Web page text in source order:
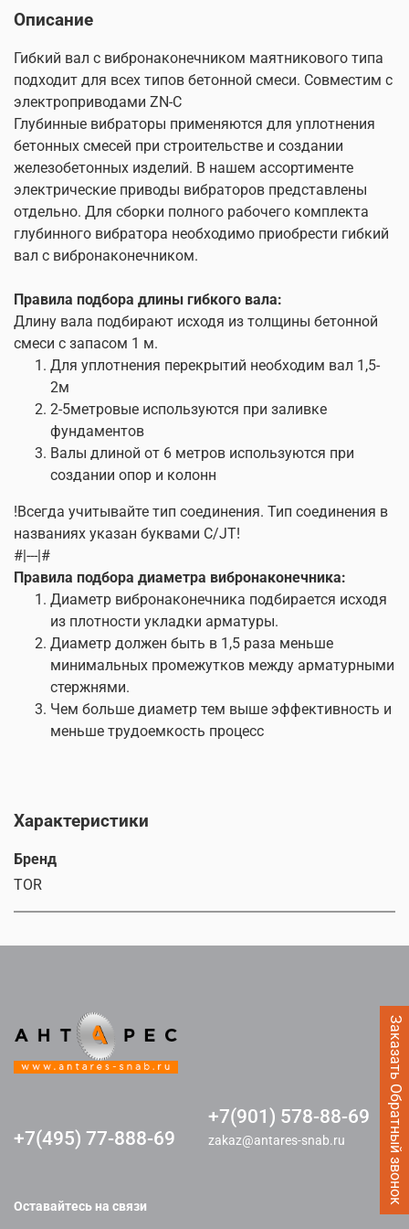
Заказать Обратный звонок
стержнями.
меньше трудоемкость процесc
Описание
Гибкий вал с вибронаконечником маятникового типа
подходит для всех типов бетонной смеси. Совместим с
электроприводами ZN-C
Глубинные вибраторы применяются для уплотнения
бетонных смесей при строительстве и создании
железобетонных изделий. В нашем ассортименте
электрические приводы вибраторов представлены
отдельно. Для сборки полного рабочего комплекта
глубинного вибратора необходимо приобрести гибкий
вал с вибронаконечником.
Правила подбора длины гибкого вала:
Длину вала подбирают исходя из толщины бетонной
смеси с запасом 1 м.
Для уплотнения перекрытий необходим вал 1,5-
2м
2-5метровые используются при заливке
фундаментов
Валы длиной от 6 метров используются при
создании опор и колонн
!Всегда учитывайте тип соединения. Тип соединения в
названиях указан буквами C/JТ!
#|---|#
Правила подбора диаметра вибронаконечника:
Диаметр вибронаконечника подбирается исходя
из плотности укладки арматуры.
Диаметр должен быть в 1,5 раза меньше
минимальных промежутков между арматурными
стержнями.
Чем больше диаметр тем выше эффективность и
меньше трудоемкость процесc
Характеристики
Бренд
TOR
+7(495) 77-888-69
+7(901) 578-88-69
zakaz@antares-snab.ru
Оставайтесь на связи